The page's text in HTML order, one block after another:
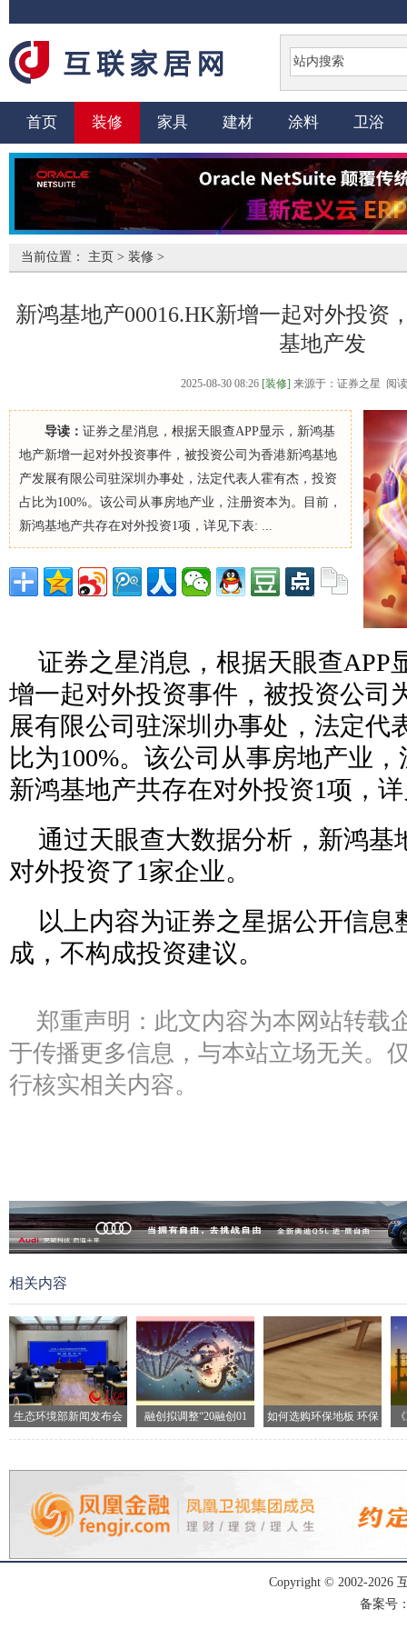
首页 装修 家具 建材 涂料 卫浴
当前位置： 主页 > 装修 >
新鸿基地产00016.HK新增一起对外投资
基地产发
2025-08-30 08:26 [装修] 来源于：证券之星 阅
导读： 证券之星消息，根据天眼查APP显示，新鸿基
地产新增一起对外投资事件，被投资公司为香港新鸿基地
产发展有限公司驻深圳办事处，法定代表人霍有杰，投资
占比为100%。该公司从事房地产业，注册资本为。目前，
新鸿基地产共存在对外投资1项，详见下表: ...
证券之星消息，根据天眼查APP
增一起对外投资事件，被投资公司
展有限公司驻深圳办事处，法定代
比为100%。该公司从事房地产业
新鸿基地产共存在对外投资1项，
通过天眼查大数据分析，新鸿基
对外投资了1家企业。
以上内容为证券之星据公开信息
成，不构成投资建议。
郑重声明：此文内容为本网站转载
于传播更多信息，与本站立场无关。
行核实相关内容。
相关内容
生态环境部新闻发布会
现场
融创拟调整“20融创01
如何选购环保地板 环保
地
Copyright © 2002-2026
备案号